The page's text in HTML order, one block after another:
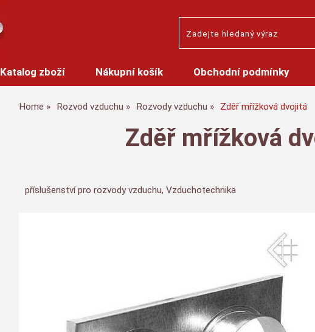
Katalog zboží Nákupní košík Obchodní podmínky
Home Rozvod vzduchu Rozvody vzduchu Zděř mřížková dvojitá
Zděř mřížková
příslušenství pro rozvody vzduchu, Vzduchotechnika